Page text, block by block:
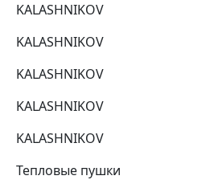
KALASHNIKOV
KALASHNIKOV
KALASHNIKOV
KALASHNIKOV
KALASHNIKOV
Тепловые пушки